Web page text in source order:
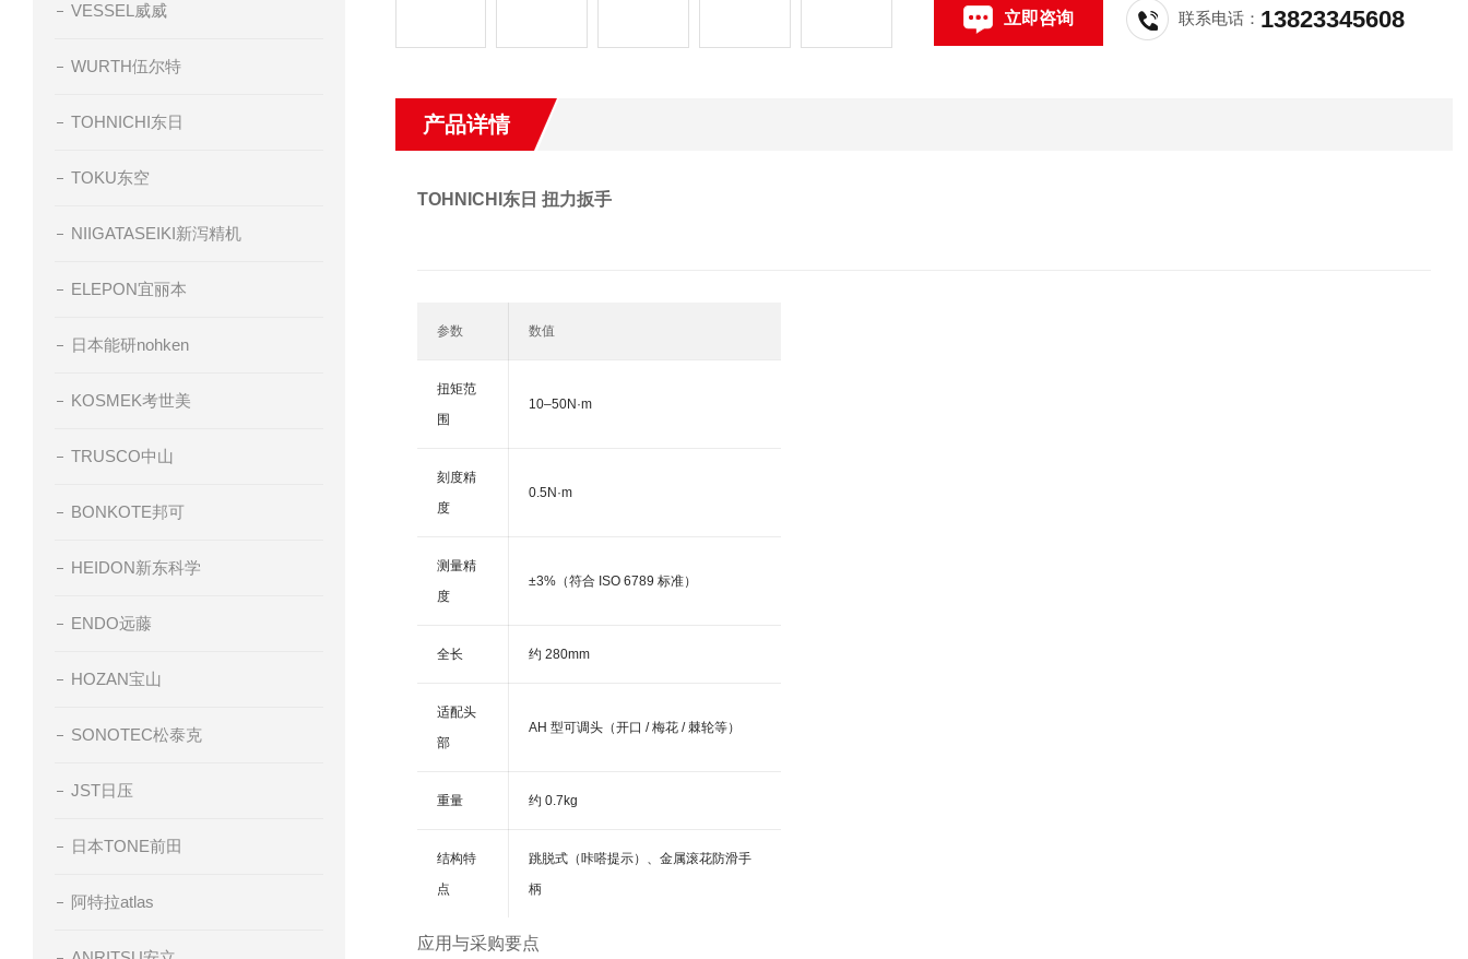
VESSEL威威
WURTH伍尔特
TOHNICHI东日
TOKU东空
NIIGATASEIKI新泻精机
ELEPON宜丽本
日本能研nohken
KOSMEK考世美
TRUSCO中山
BONKOTE邦可
HEIDON新东科学
ENDO远藤
HOZAN宝山
SONOTEC松泰克
JST日压
日本TONE前田
阿特拉atlas
立即咨询 联系电话： 13823345608
产品详情
TOHNICHI东日 扭力扳手
参数 数值
扭矩范
围
10–50N·m
刻度精
度
0.5N·m
测量精
度
±3%（符合 ISO 6789 标准）
全长 约 280mm
适配头
部
AH 型可调头（开口 / 梅花 / 棘轮等）
重量 约 0.7kg
结构特
点
跳脱式（咔嗒提示）、金属滚花防滑手
柄
应用与采购要点